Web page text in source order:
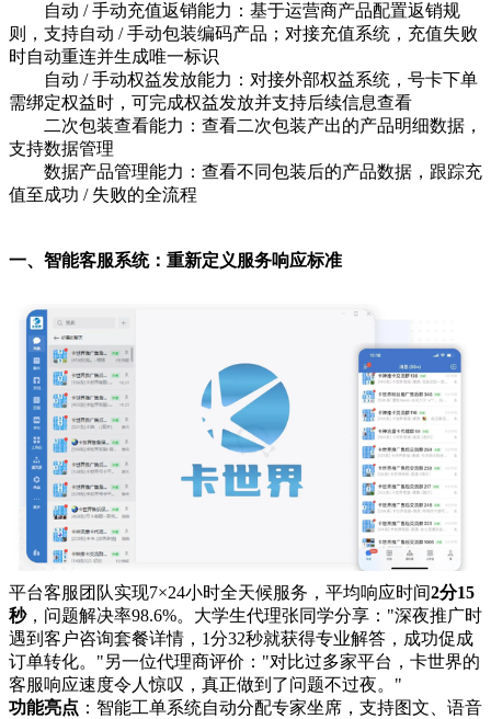
自动 / 手动充值返销能力：基于运营商产品配置返销规
则，支持自动 / 手动包装编码产品；对接充值系统，充值失败
时自动重连并生成唯一标识
自动 / 手动权益发放能力：对接外部权益系统，号卡下单
需绑定权益时，可完成权益发放并支持后续信息查看
二次包装查看能力：查看二次包装产出的产品明细数据，
支持数据管理
数据产品管理能力：查看不同包装后的产品数据，跟踪充
值至成功 / 失败的全流程
一、智能客服系统：重新定义服务响应标准
平台客服团队实现7×24小时全天候服务，平均响应时间2分15
秒，问题解决率98.6%。大学生代理张同学分享："深夜推广时
遇到客户咨询套餐详情，1分32秒就获得专业解答，成功促成
订单转化。"另一位代理商评价："对比过多家平台，卡世界的
客服响应速度令人惊叹，真正做到了问题不过夜。"
功能亮点 ：智能工单系统自动分配专家坐席，支持图文、语音